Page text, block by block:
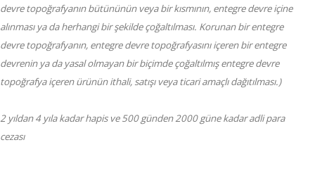
devre topoğrafyanın bütününün veya bir kısmının, entegre devre içine
alınması ya da herhangi bir şekilde çoğaltılması. Korunan bir entegre
devre topoğrafyanın, entegre devre topoğrafyasını içeren bir entegre
devrenin ya da yasal olmayan bir biçimde çoğaltılmış entegre devre
topoğrafya içeren ürünün ithali, satışı veya ticari amaçlı dağıtılması.)
2 yıldan 4 yıla kadar hapis ve 500 günden 2000 güne kadar adli para
cezası